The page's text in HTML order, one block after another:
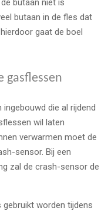
butaan niet is
butaan in de fles dat
gaat de boel
gasflessen
die al rijdend
wil laten
verwarmen moet de
sensor. Bij een
zal de crash-sensor de
gebruikt worden tijdens